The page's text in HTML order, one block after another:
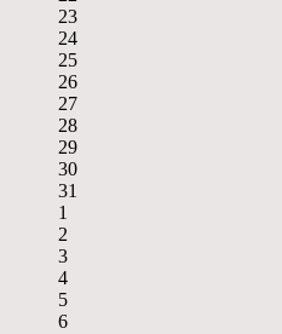
23
24
25
26
27
28
29
30
31
1
2
3
4
5
6